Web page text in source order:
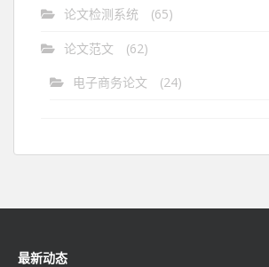
论文检测系统 (65)
论文范文
(62)
电子商务论文
(24)
最新动态